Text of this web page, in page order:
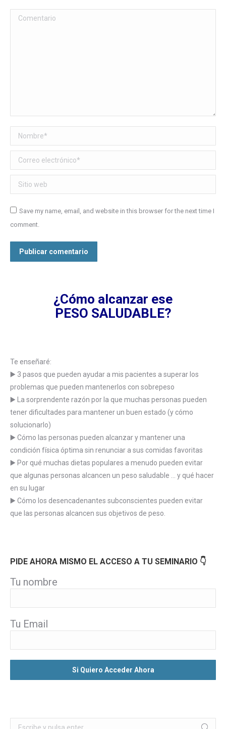
Comentario
Nombre *
Correo electrónico *
Sitio web
Save my name, email, and website in this browser for the next time I
comment.
Publicar comentario
¿Cómo alcanzar ese
PESO SALUDABLE?
Te enseñaré:
▶️ 3 pasos que pueden ayudar a mis pacientes a superar los
problemas que pueden mantenerlos con sobrepeso
▶️ La sorprendente razón por la que muchas personas pueden
tener dificultades para mantener un buen estado (y cómo
solucionarlo)
▶️ Cómo las personas pueden alcanzar y mantener una
condición física óptima sin renunciar a sus comidas favoritas
▶️ Por qué muchas dietas populares a menudo pueden evitar
que algunas personas alcancen un peso saludable … y qué hacer
en su lugar
▶️ Cómo los desencadenantes subconscientes pueden evitar
que las personas alcancen sus objetivos de peso.
PIDE AHORA MISMO EL ACCESO A TU SEMINARIO 👇
Tu nombre
Tu Email
Buscar: